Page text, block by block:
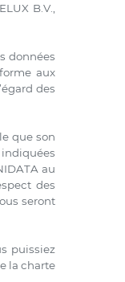
B.V.,
données
aux
des
que son
au
des
seront
puissiez
la charte